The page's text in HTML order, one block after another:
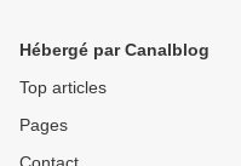
Hébergé par Canalblog
Top articles
Pages